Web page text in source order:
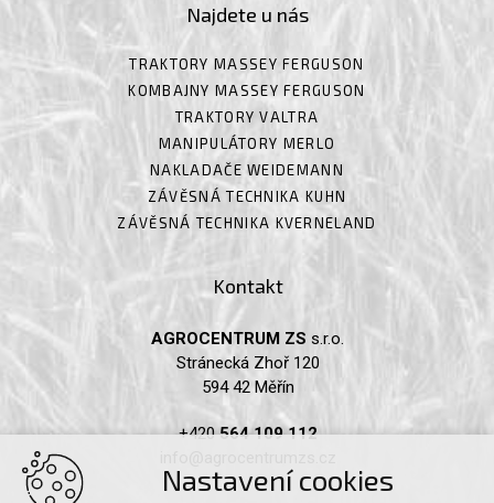
Najdete u nás
TRAKTORY MASSEY FERGUSON
KOMBAJNY MASSEY FERGUSON
TRAKTORY VALTRA
MANIPULÁTORY MERLO
NAKLADAČE WEIDEMANN
ZÁVĚSNÁ TECHNIKA KUHN
ZÁVĚSNÁ TECHNIKA KVERNELAND
Kontakt
AGROCENTRUM ZS s.r.o.
Stránecká Zhoř 120
594 42 Měřín
+420564 109 112
Nastavení cookies